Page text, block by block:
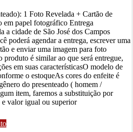
1 Foto Revelada + Cartão de
em papel fotográfico Entrega
a cidade de São José dos Campos
poderá agendar a entrega, escrever uma
e enviar uma imagem para foto
produto é similar ao que será entregue,
em suas característicasO modelo de
o estoqueAs cores do enfeite é
do presenteado ( homem /
item, faremos a substituição por
valor igual ou superior